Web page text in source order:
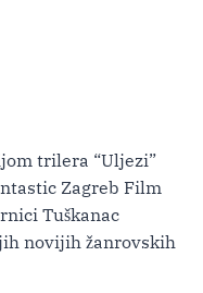
trilera “Uljezi”
Zagreb Film
Tuškanac
novijih žanrovskih